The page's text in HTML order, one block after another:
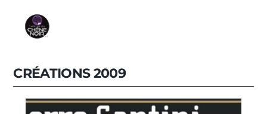
CRÉATIONS 2009